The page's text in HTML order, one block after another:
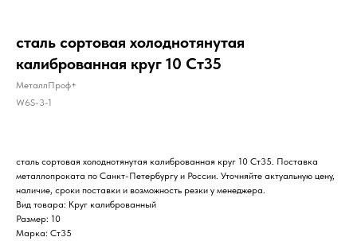
сталь сортовая холоднотянутая
калиброванная круг 10 Ст35
МеталлПроф+
W6S-3-1
сталь сортовая холоднотянутая калиброванная круг 10 Ст35. Поставка
металлопроката по Санкт-Петербургу и России. Уточняйте актуальную цену,
наличие, сроки поставки и возможность резки у менеджера.
Вид товара: Круг калиброванный
Размер: 10
Марка: Ст35